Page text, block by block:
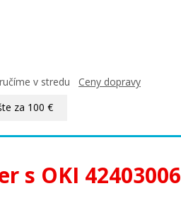
v stredu Ceny dopravy
za 100 €
s OKI 42403006